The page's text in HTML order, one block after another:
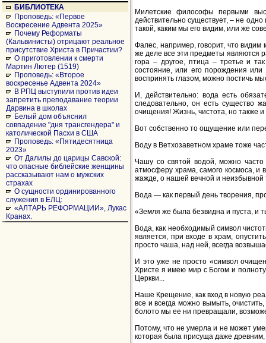
БИБЛИОТЕКА
Проповедь: «Первое
Воскресение Адвента 2025»
Почему Реформаты
(Кальвинисты) отрицают реальное
присутствие Христа в Причастии?
О приготовлении к смерти
Мартин Лютер (1519)
Проповедь: «Второе
воскресенье Адвента 2024»
В РПЦ выступили против идеи
запретить преподавание теории
Дарвина в школах
Белый дом объяснил
совпадение "дня трансгендера" и
католической Пасхи в США
Проповедь: «Пятидесятница
2023»
От Далилы до царицы Савской:
что опасные библейские женщины
рассказывают нам о мужских
страхах
О сущности ординированного
служения в ЕЛЦ:
«АЛТАРЬ РЕФОРМАЦИИ», Лукас
Кранах.
Милетские философы первыми
действительно существует, – не
такой, каким мы его видим, или же
Фалес, например, говорит, что
же деле все эти предметы являются
гора – другое, птица – третье и
состояние, или его порождения
воспринять глазом, можно постичь
И, действительно: вода есть
следовательно, он есть существо
очищения! Жизнь, чистота, но также
Вот собственно то ощущение или
Воду в Ветхозаветном храме тоже
Чашу со святой водой, можно часто
атмосферу храма, самого космоса, и
жажде, о нашей вечной и
Вода — как первый день творения,
«Земля же была безвидна и пуста, и
Вода, как необходимый символ
является, при входе в храм,
просто чаша, над ней, всегда
И это уже не просто «символ
Христе я имею мир с Богом и
Церкви...
Наше Крещение, как вход в новую
все и всегда можно вымыть,
болото мы ее ни превращали,
Потому, что не умерла и не может
которая была присуща даже